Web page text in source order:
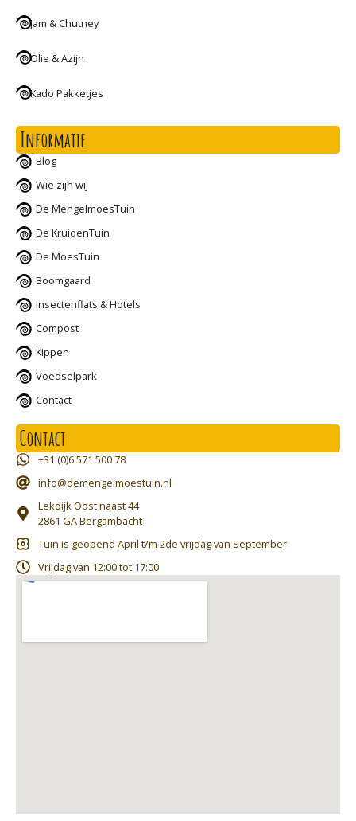
Jam & Chutney
Olie & Azijn
Kado Pakketjes
Informatie
Blog
Wie zijn wij
De MengelmoesTuin
De KruidenTuin
De MoesTuin
Boomgaard
Insectenflats & Hotels
Compost
Kippen
Voedselpark
Contact
Contact
+31 (0)6 571 500 78
info@demengelmoestuin.nl
Lekdijk Oost naast 44
2861 GA Bergambacht
Tuin is geopend April t/m 2de vrijdag van September
Vrijdag van 12:00 tot 17:00